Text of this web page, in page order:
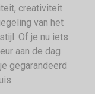
creativiteit
van het
Of je nu iets
aan de dag
gegarandeerd